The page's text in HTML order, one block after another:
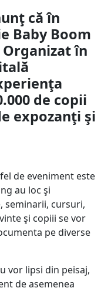
că în
Baby Boom
în
de copii
expozanţi şi
de eveniment este
au loc şi
seminarii, cursuri,
şi copiii se vor
pe diverse
vor lipsi din peisaj,
de asemenea